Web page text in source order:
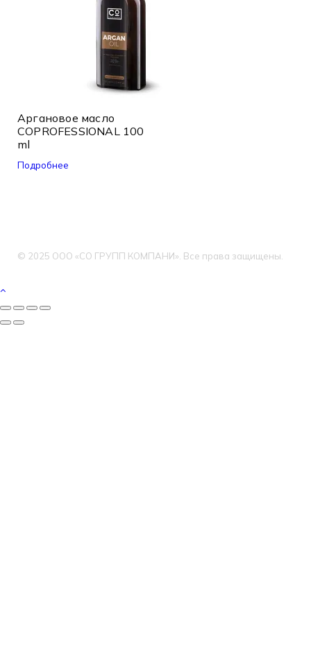
Аргановое масло
COPROFESSIONAL 100
ml
Подробнее
© 2025 ООО «СО ГРУПП КОМПАНИ». Все права защищены.